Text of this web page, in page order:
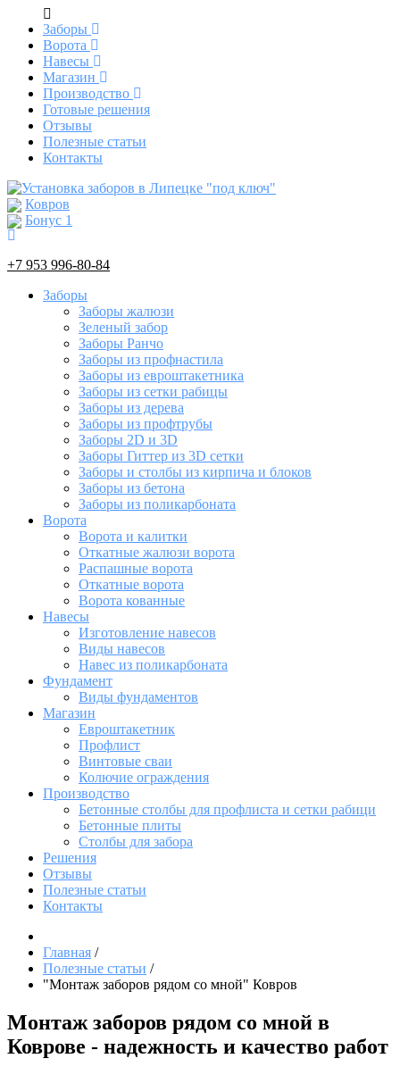
Заборы
Ворота
Навесы
Магазин
Производство
Готовые решения
Отзывы
Полезные статьи
Контакты
Ковров
Бонус 1
+7 953 996-80-84
Заборы
Заборы жалюзи
Зеленый забор
Заборы Ранчо
Заборы из профнастила
Заборы из евроштакетника
Заборы из сетки рабицы
Заборы из дерева
Заборы из профтрубы
Заборы 2D и 3D
Заборы Гиттер из 3D сетки
Заборы и столбы из кирпича и блоков
Заборы из бетона
Заборы из поликарбоната
Ворота
Ворота и калитки
Откатные жалюзи ворота
Распашные ворота
Откатные ворота
Ворота кованные
Навесы
Изготовление навесов
Виды навесов
Навес из поликарбоната
Фундамент
Виды фундаментов
Магазин
Евроштакетник
Профлист
Винтовые сваи
Колючие ограждения
Производство
Бетонные столбы для профлиста и сетки рабици
Бетонные плиты
Столбы для забора
Решения
Отзывы
Полезные статьи
Контакты
Главная /
Полезные статьи /
"Монтаж заборов рядом со мной" Ковров
Монтаж заборов рядом со мной в
Коврове - надежность и качество работ